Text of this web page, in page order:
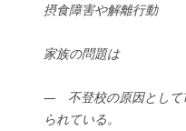
摂食障害や解離行動
家族の問題は
— 不登校の原因として
られている。